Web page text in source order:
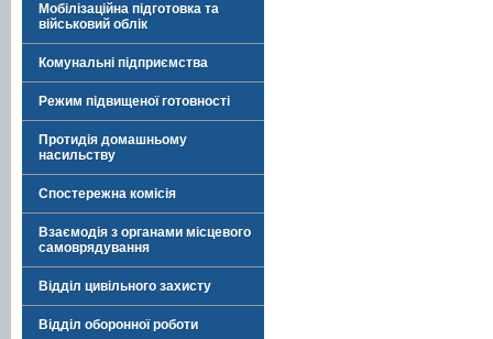
Мобілізаційна підготовка та
військовий облік
Комунальні підприємства
Режим підвищеної готовності
Протидія домашньому
насильству
Спостережна комісія
Взаємодія з органами місцевого
самоврядування
Відділ цивільного захисту
Відділ оборонної роботи